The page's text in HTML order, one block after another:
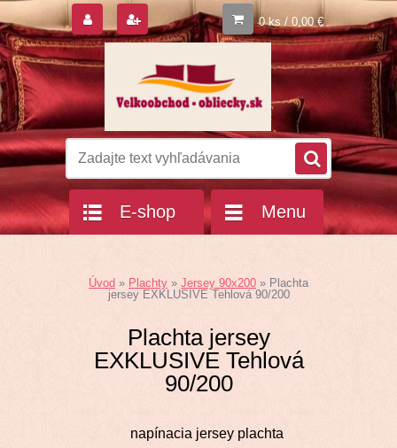
0 ks / 0,00 €
E-shop Menu
Úvod » Plachty » Jersey 90x200 » Plachta
jersey EXKLUSIVE Tehlová 90/200
Plachta jersey
EXKLUSIVE Tehlová
90/200
napínacia jersey plachta